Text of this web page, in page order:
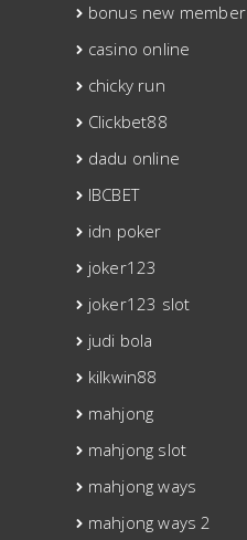
bonus new member
casino online
chicky run
Clickbet88
dadu online
IBCBET
idn poker
joker123
joker123 slot
judi bola
kilkwin88
mahjong
mahjong slot
mahjong ways
mahjong ways 2